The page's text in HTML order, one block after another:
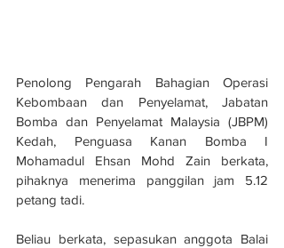
Penolong Pengarah Bahagian Operasi
Kebombaan dan Penyelamat, Jabatan
Bomba dan Penyelamat Malaysia (JBPM)
Kedah, Penguasa Kanan Bomba I
Mohamadul Ehsan Mohd Zain berkata,
pihaknya menerima panggilan jam 5.12
petang tadi.
Beliau berkata, sepasukan anggota Balai